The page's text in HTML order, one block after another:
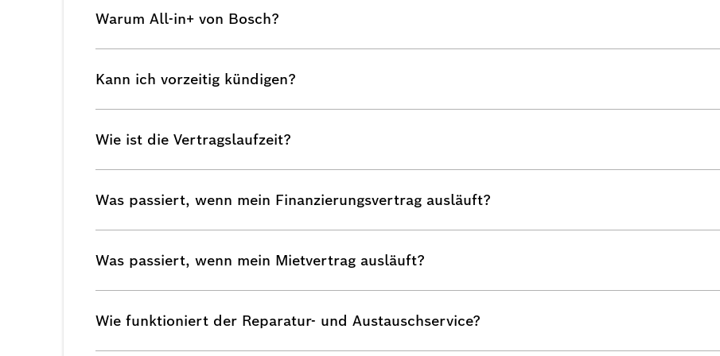
Warum All-in+ von Bosch?
Kann ich vorzeitig kündigen?
Wie ist die Vertragslaufzeit?
Was passiert, wenn mein Finanzierungsvertrag ausläuft?
Was passiert, wenn mein Mietvertrag ausläuft?
Wie funktioniert der Reparatur- und Austauschservice?